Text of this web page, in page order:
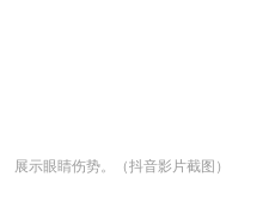
展示眼睛伤势。（抖音影片截图）